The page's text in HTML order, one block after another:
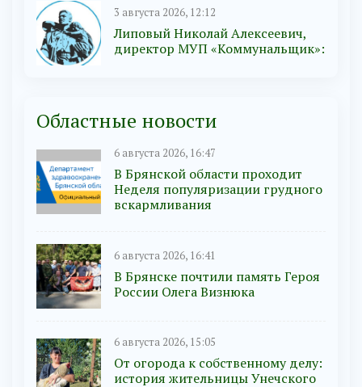
3 августа 2026, 12:12
Липовый Николай Алексеевич,
директор МУП «Коммунальщик»:
Областные новости
6 августа 2026, 16:47
В Брянской области проходит
Неделя популяризации грудного
вскармливания
6 августа 2026, 16:41
В Брянске почтили память Героя
России Олега Визнюка
6 августа 2026, 15:05
От огорода к собственному делу:
история жительницы Унечского